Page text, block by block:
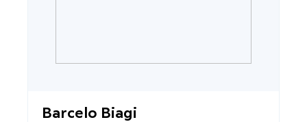
Barcelo Biagi